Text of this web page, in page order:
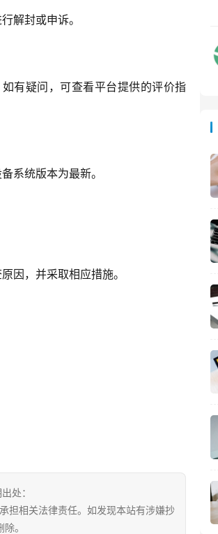
解封或申诉。
有疑问，可查看平台提供的评价指
系统版本为最新。
因，并采取相应措施。
处：
相关法律责任。如发现本站有涉嫌抄
。